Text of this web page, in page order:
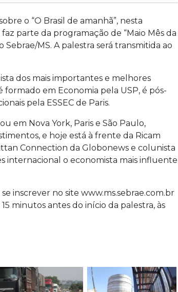
o “O Brasil de amanhã”, nesta
parte da programação de “Maio Mês da
Sebrae/MS. A palestra será transmitida ao
dos mais importantes e melhores
formado em Economia pela USP, é pós-
pela ESSEC de Paris.
em Nova York, Paris e São Paulo,
e hoje está à frente da Ricam
Connection da Globonews e colunista
internacional o economista mais influente
inscrever no site www.ms.sebrae.com.br
minutos antes do início da palestra, às